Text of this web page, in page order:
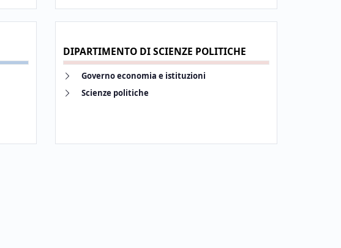
DIPARTIMENTO DI SCIENZE POLITICHE
Link identifier #identifier__58225-30
Governo economia e istituzioni
Link identifier #identifier__185074-31
Scienze politiche